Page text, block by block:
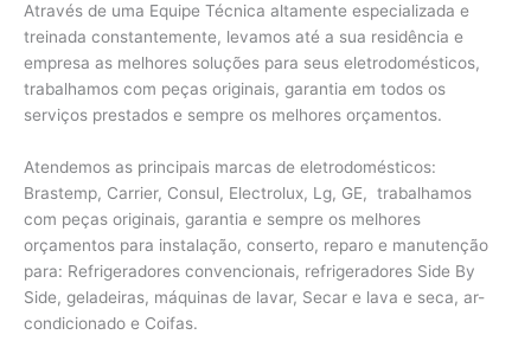
Através de uma Equipe Técnica altamente especializada e
treinada constantemente, levamos até a sua residência e
empresa as melhores soluções para seus eletrodomésticos,
trabalhamos com peças originais, garantia em todos os
serviços prestados e sempre os melhores orçamentos.
Atendemos as principais marcas de eletrodomésticos:
Brastemp, Carrier, Consul, Electrolux, Lg, GE, trabalhamos
com peças originais, garantia e sempre os melhores
orçamentos para instalação, conserto, reparo e manutenção
para: Refrigeradores convencionais, refrigeradores Side By
Side, geladeiras, máquinas de lavar, Secar e lava e seca, ar-
condicionado e Coifas.